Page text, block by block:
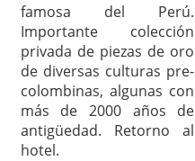
famosa del Perú.
Importante colección
privada de piezas de oro
de diversas culturas pre-
colombinas, algunas con
más de 2000 años de
antigüedad. Retorno al
hotel.